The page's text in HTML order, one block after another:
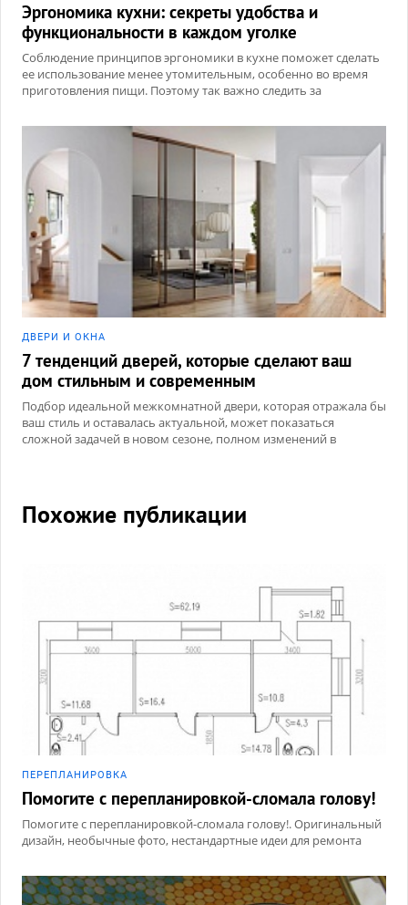
Эргономика кухни: секреты удобства и
функциональности в каждом уголке
Соблюдение принципов эргономики в кухне поможет сделать
ее использование менее утомительным, особенно во время
приготовления пищи. Поэтому так важно следить за
удобством хранения кухонной утвари.
ДВЕРИ И ОКНА
7 тенденций дверей, которые сделают ваш
дом стильным и современным
Подбор идеальной межкомнатной двери, которая отражала бы
ваш стиль и оставалась актуальной, может показаться
сложной задачей в новом сезоне, полном изменений в
Похожие публикации
ПЕРЕПЛАНИРОВКА
Помогите с перепланировкой-сломала голову!
Помогите с перепланировкой-сломала голову!. Оригинальный
дизайн, необычные фото, нестандартные идеи для ремонта